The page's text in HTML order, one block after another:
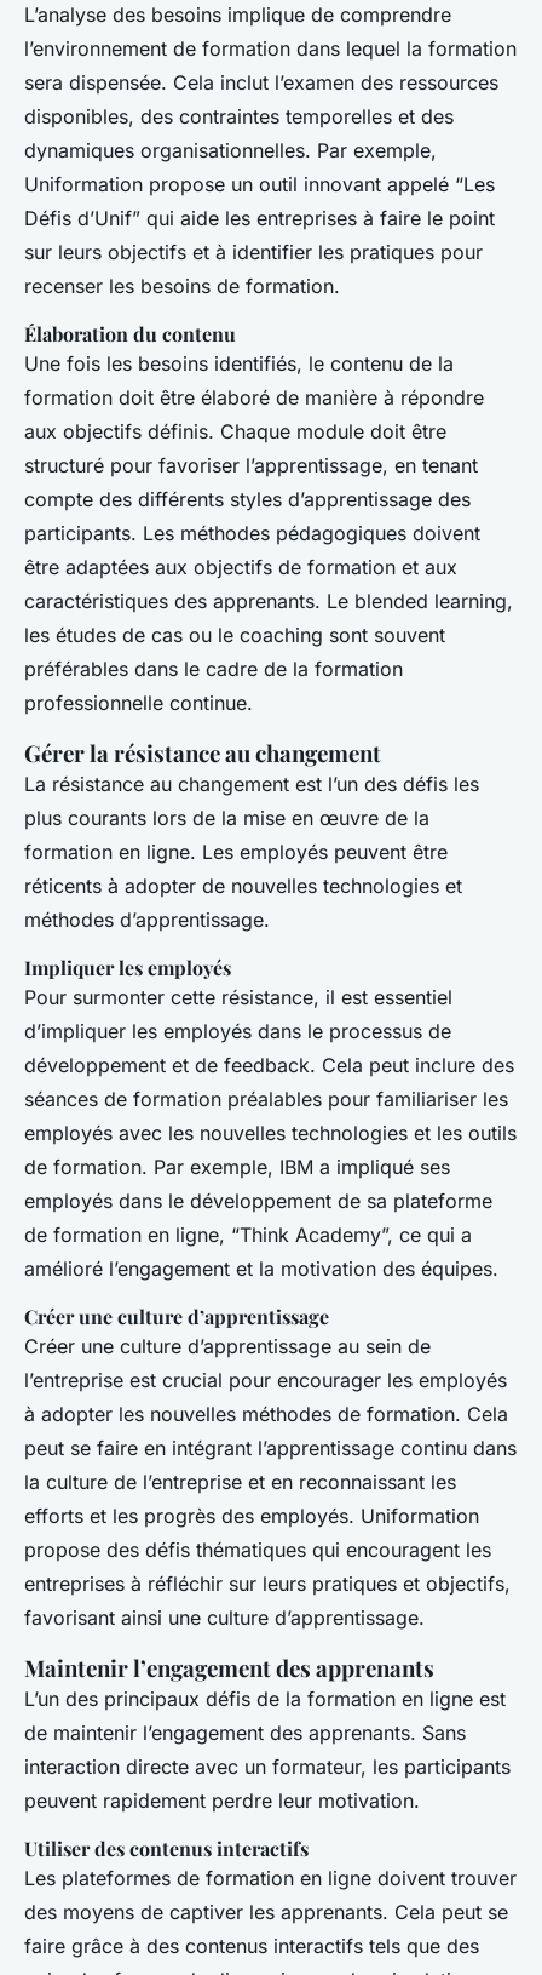
L’analyse des besoins implique de comprendre
l’environnement de formation dans lequel la formation
sera dispensée. Cela inclut l’examen des ressources
disponibles, des contraintes temporelles et des
dynamiques organisationnelles. Par exemple,
Uniformation propose un outil innovant appelé “Les
Défis d’Unif” qui aide les entreprises à faire le point
sur leurs objectifs et à identifier les pratiques pour
recenser les besoins de formation.
Élaboration du contenu
Une fois les besoins identifiés, le contenu de la
formation doit être élaboré de manière à répondre
aux objectifs définis. Chaque module doit être
structuré pour favoriser l’apprentissage, en tenant
compte des différents styles d’apprentissage des
participants. Les méthodes pédagogiques doivent
être adaptées aux objectifs de formation et aux
caractéristiques des apprenants. Le blended learning,
les études de cas ou le coaching sont souvent
préférables dans le cadre de la formation
professionnelle continue.
Gérer la résistance au changement
La résistance au changement est l’un des défis les
plus courants lors de la mise en œuvre de la
formation en ligne. Les employés peuvent être
réticents à adopter de nouvelles technologies et
méthodes d’apprentissage.
Impliquer les employés
Pour surmonter cette résistance, il est essentiel
d’impliquer les employés dans le processus de
développement et de feedback. Cela peut inclure des
séances de formation préalables pour familiariser les
employés avec les nouvelles technologies et les outils
de formation. Par exemple, IBM a impliqué ses
employés dans le développement de sa plateforme
de formation en ligne, “Think Academy”, ce qui a
amélioré l’engagement et la motivation des équipes.
Créer une culture d’apprentissage
Créer une culture d’apprentissage au sein de
l’entreprise est crucial pour encourager les employés
à adopter les nouvelles méthodes de formation. Cela
peut se faire en intégrant l’apprentissage continu dans
la culture de l’entreprise et en reconnaissant les
efforts et les progrès des employés. Uniformation
propose des défis thématiques qui encouragent les
entreprises à réfléchir sur leurs pratiques et objectifs,
favorisant ainsi une culture d’apprentissage.
Maintenir l’engagement des apprenants
L’un des principaux défis de la formation en ligne est
de maintenir l’engagement des apprenants. Sans
interaction directe avec un formateur, les participants
peuvent rapidement perdre leur motivation.
Utiliser des contenus interactifs
Les plateformes de formation en ligne doivent trouver
des moyens de captiver les apprenants. Cela peut se
faire grâce à des contenus interactifs tels que des